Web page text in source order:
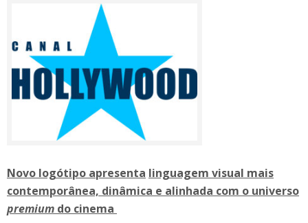
Novo logótipo apresenta linguagem visual mais
contemporânea, dinâmica e alinhada com o universo
premium do cinema